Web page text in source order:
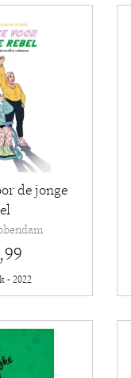
de jonge
- 2022